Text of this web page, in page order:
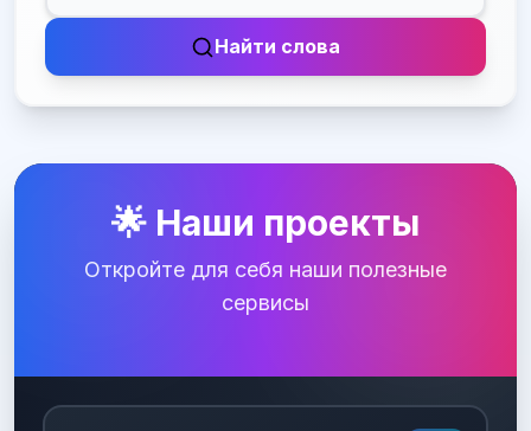
Найти слова
🌟 Наши проекты
Откройте для себя наши полезные
сервисы